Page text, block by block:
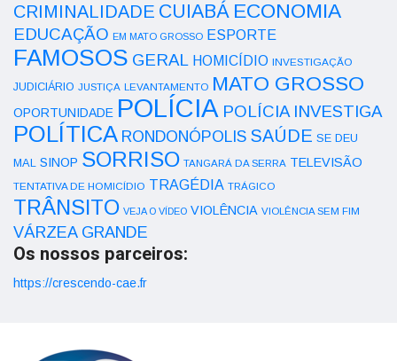
CRIMINALIDADE CUIABÁ ECONOMIA
EDUCAÇÃO EM MATO GROSSO ESPORTE
FAMOSOS GERAL HOMICÍDIO INVESTIGAÇÃO
JUDICIÁRIO JUSTIÇA LEVANTAMENTO MATO GROSSO
OPORTUNIDADE POLÍCIA POLÍCIA INVESTIGA
POLÍTICA RONDONÓPOLIS SAÚDE SE DEU
MAL SINOP SORRISO TANGARÁ DA SERRA TELEVISÃO
TENTATIVA DE HOMICÍDIO TRAGÉDIA TRÁGICO
TRÂNSITO VEJA O VÍDEO VIOLÊNCIA VIOLÊNCIA SEM FIM
VÁRZEA GRANDE
Os nossos parceiros:
https://crescendo-cae.fr